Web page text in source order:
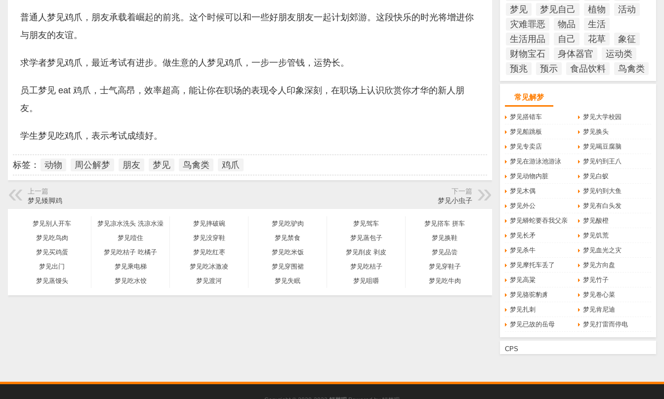
梦见
梦见自己 植物
活动
灾难罪恶
物品
生活
生活用品
自己 花草
象征
财物宝石
身体器官
运动类
预兆
预示 食品饮料 鸟禽类
常见解梦
梦见搭错车
梦见大学校园
梦见船跳板
梦见换头
梦见专卖店
梦见喝豆腐脑
梦见在游泳池游泳
梦见钓到王八
梦见动物内脏
梦见白蚁
梦见木偶
梦见钓到大鱼
梦见外公
梦见有白头发
梦见蟒蛇要吞我父亲
梦见酸橙
梦见长矛
梦见饥荒
梦见杀牛
梦见血光之灾
梦见摩托车丢了
梦见方向盘
梦见高粱
梦见竹子
梦见骆驼豹豸
梦见卷心菜
梦见扎刺
梦见肯尼迪
梦见已故的岳母
梦见打雷而停电
CPS
普通人梦见鸡爪，朋友承载着崛起的前兆。这个时候可以和一些好朋友朋友一起计划郊游。这段快乐的时光将增进你
与朋友的友谊。
求学者梦见鸡爪，最近考试有进步。做生意的人梦见鸡爪，一步一步管钱，运势长。
员工梦见 eat 鸡爪，士气高昂，效率超高，能让你在职场的表现令人印象深刻，在职场上认识欣赏你才华的新人朋
友。
学生梦见吃鸡爪，表示考试成绩好。
标签： 动物 周公解梦 朋友 梦见 鸟禽类 鸡爪
上一篇
梦见矮脚鸡
下一篇
梦见小虫子
梦见别人开车 梦见凉水洗头 洗凉水澡 梦见摔破碗 梦见吃驴肉 梦见驾车
梦见撘车 拼车
梦见吃鸟肉
梦见噎住 梦见没穿鞋 梦见禁食 梦见蒸包子
梦见换鞋
梦见买鸡蛋
梦见吃桔子 吃橘子 梦见吃红枣 梦见吃米饭 梦见削皮 剥皮
梦见品尝
梦见出门
梦见乘电梯 梦见吃冰激凌 梦见穿围裙 梦见吃桔子
梦见穿鞋子
梦见蒸馒头
梦见吃水饺 梦见渡河 梦见失眠 梦见咀嚼 梦见吃牛肉